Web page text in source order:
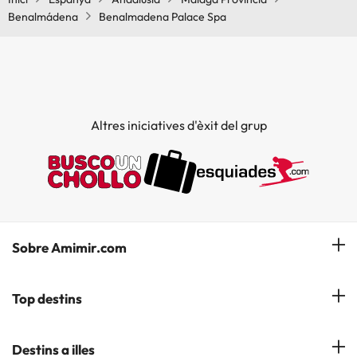
Benalmádena
Benalmadena Palace Spa
Altres iniciatives d'èxit del grup
Sobre Amimir.com
¿Qui som?
Top destins
Hotels a Salou
Destins a illes